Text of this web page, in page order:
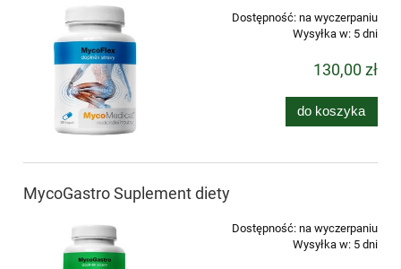
Dostępność: na wyczerpaniu
Wysyłka w: 5 dni
130,00 zł
do koszyka
MycoGastro Suplement diety
Dostępność: na wyczerpaniu
Wysyłka w: 5 dni